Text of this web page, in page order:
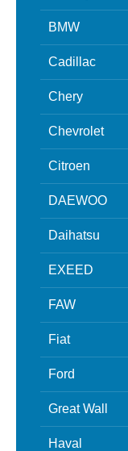
BMW
Cadillac
Chery
Chevrolet
Citroen
DAEWOO
Daihatsu
EXEED
FAW
Fiat
Ford
Great Wall
Haval